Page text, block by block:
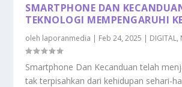
SMARTPHONE DAN
TEKNOLOGI MEMPENGARUHI
oleh laporanmedia | Feb 24, 2025 | DIGITAL,
Smartphone Dan Kecanduan telah
tak terpisahkan dari kehidupan sehari-